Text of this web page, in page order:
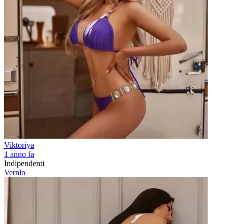
Viktoriya
1 anno fa
Indipendenti
Vernio